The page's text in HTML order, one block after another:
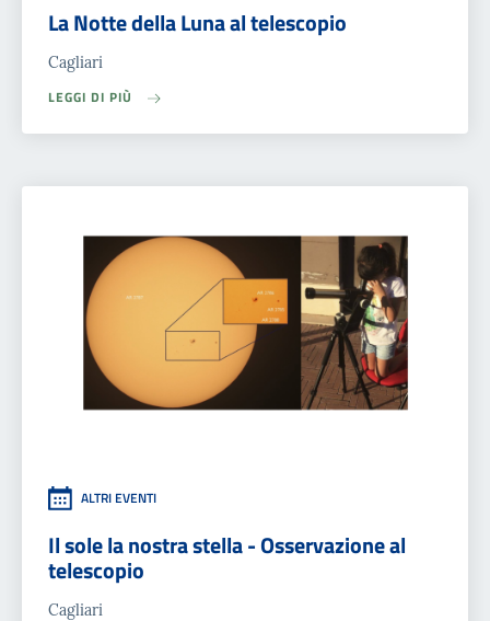
La Notte della Luna al telescopio
Cagliari
LEGGI DI PIÙ
ALTRI EVENTI
Il sole la nostra stella - Osservazione al
telescopio
Cagliari